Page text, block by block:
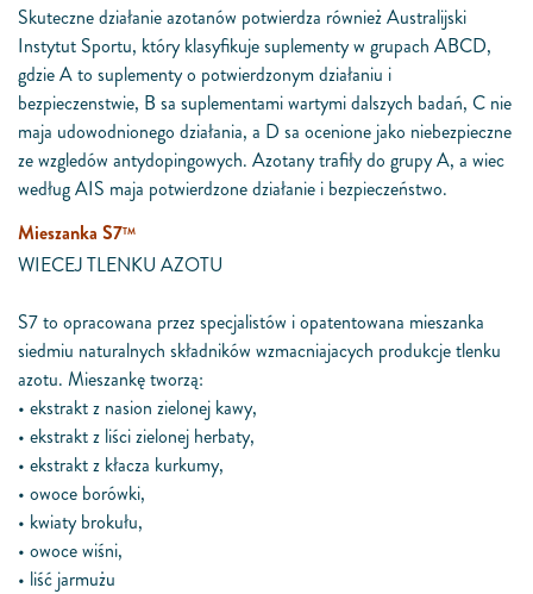
Skuteczne działanie azotanów potwierdza również Australijski
Instytut Sportu, który klasyfikuje suplementy w grupach ABCD,
gdzie A to suplementy o potwierdzonym działaniu i
bezpieczenstwie, B sa suplementami wartymi dalszych badań, C nie
maja udowodnionego działania, a D sa ocenione jako niebezpieczne
ze wzgledów antydopingowych. Azotany trafiły do grupy A, a wiec
według AIS maja potwierdzone działanie i bezpieczeństwo.
Mieszanka S7TM
WIECEJ TLENKU AZOTU
S7 to opracowana przez specjalistów i opatentowana mieszanka
siedmiu naturalnych składników wzmacniajacych produkcje tlenku
azotu. Mieszankę tworzą:
• ekstrakt z nasion zielonej kawy,
• ekstrakt z liści zielonej herbaty,
• ekstrakt z kłacza kurkumy,
• owoce borówki,
• kwiaty brokułu,
• owoce wiśni,
• liść jarmużu